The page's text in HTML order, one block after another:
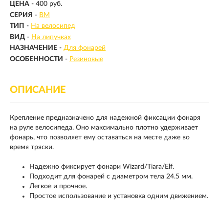
ЦЕНА - 400 руб.
СЕРИЯ - BM
ТИП - На велосипед
ВИД - На липучках
НАЗНАЧЕНИЕ - Для фонарей
ОСОБЕННОСТИ - Резиновые
ОПИСАНИЕ
Крепление предназначено для надежной фиксации фонаря
на руле велосипеда. Оно максимально плотно удерживает
фонарь, что позволяет ему оставаться на месте даже во
время тряски.
Надежно фиксирует фонари Wizard/Tiara/Elf.
Подходит для фонарей с диаметром тела 24.5 мм.
Легкое и прочное.
Простое использование и установка одним движением.